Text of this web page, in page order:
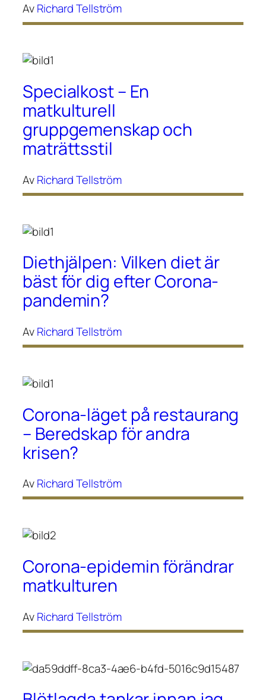
AvRichard Tellström
Specialkost – En
matkulturell
gruppgemenskap och
maträttsstil
AvRichard Tellström
Diethjälpen: Vilken diet är
bäst för dig efter Corona-
pandemin?
AvRichard Tellström
Corona-läget på restaurang
– Beredskap för andra
krisen?
AvRichard Tellström
Corona-epidemin förändrar
matkulturen
AvRichard Tellström